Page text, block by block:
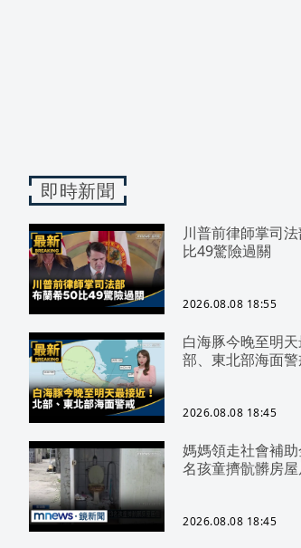
即時新聞
川普前律師掌司
比49驚險過關
2026.08.08 18:55
白海豚今晚至明
部、東北部海面
2026.08.08 18:45
媽媽領走社會補
名孩童擠骯髒房
2026.08.08 18:45